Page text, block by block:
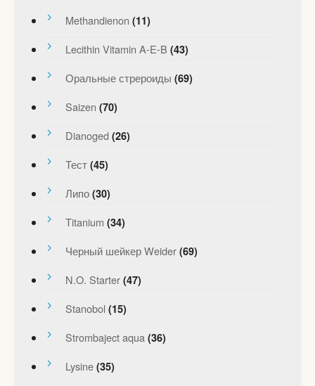
Methandienon (11)
Lecithin Vitamin A-E-B (43)
Оральные стрероиды (69)
Saizen (70)
Dianoged (26)
Тест (45)
Липо (30)
Titanium (34)
Черный шейкер Weider (69)
N.O. Starter (47)
Stanobol (15)
Strombaject aqua (36)
Lysine (35)